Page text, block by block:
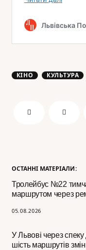
ОСТАННІ МАТЕРІАЛИ:
Тролейбус №22
маршрутом через
05.08.2026
У Львові через
шість маршрутів
КІНО КУЛЬТУРА